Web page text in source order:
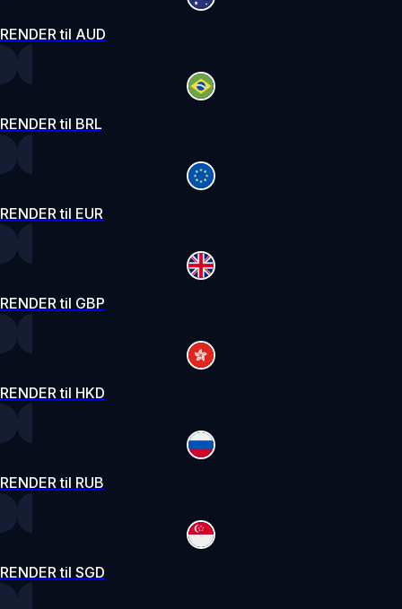
RENDER til AUD
RENDER til BRL
RENDER til EUR
RENDER til GBP
RENDER til HKD
RENDER til RUB
RENDER til SGD